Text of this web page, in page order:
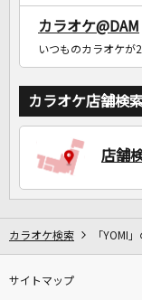
カラオケ@DAM
いつものカラオケが
カラオケ店舗検
店舗
カラオケ検索 「YOMI
サイトマップ